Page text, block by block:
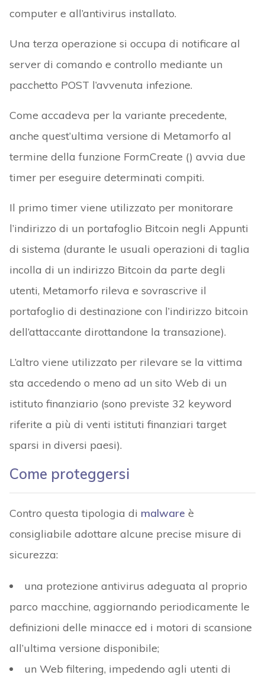
computer e all’antivirus installato.
Una terza operazione si occupa di notificare al
server di comando e controllo mediante un
pacchetto POST l’avvenuta infezione.
Come accadeva per la variante precedente,
anche quest’ultima versione di Metamorfo al
termine della funzione FormCreate () avvia due
timer per eseguire determinati compiti.
Il primo timer viene utilizzato per monitorare
l’indirizzo di un portafoglio Bitcoin negli Appunti
di sistema (durante le usuali operazioni di taglia
incolla di un indirizzo Bitcoin da parte degli
utenti, Metamorfo rileva e sovrascrive il
portafoglio di destinazione con l’indirizzo bitcoin
dell’attaccante dirottandone la transazione).
L’altro viene utilizzato per rilevare se la vittima
sta accedendo o meno ad un sito Web di un
istituto finanziario (sono previste 32 keyword
riferite a più di venti istituti finanziari target
sparsi in diversi paesi).
Come proteggersi
Contro questa tipologia di malware è
consigliabile adottare alcune precise misure di
sicurezza:
una protezione antivirus adeguata al proprio
parco macchine, aggiornando periodicamente le
definizioni delle minacce ed i motori di scansione
all’ultima versione disponibile;
un Web filtering, impedendo agli utenti di